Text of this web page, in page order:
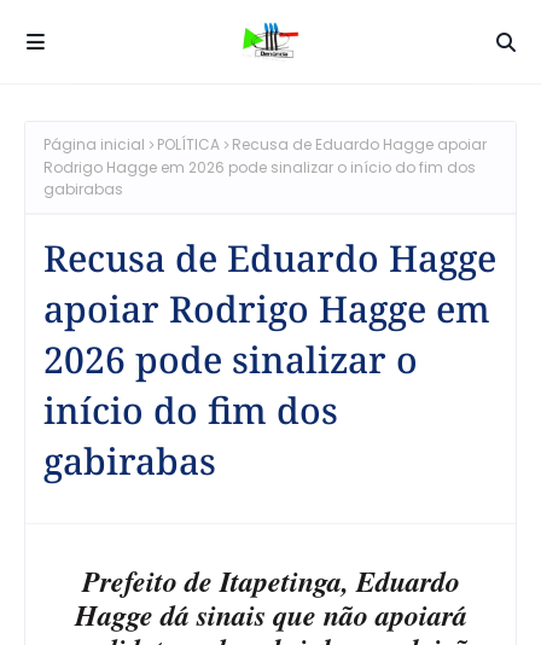
Página inicial POLÍTICA
Recusa de Eduardo Hagge apoiar
Rodrigo Hagge em 2026 pode sinalizar o início do fim dos
gabirabas
Recusa de Eduardo Hagge
apoiar Rodrigo Hagge em
2026 pode sinalizar o
início do fim dos
gabirabas
Prefeito de Itapetinga, Eduardo
Hagge dá sinais que não apoiará